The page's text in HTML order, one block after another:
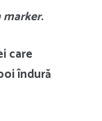
care
îndură